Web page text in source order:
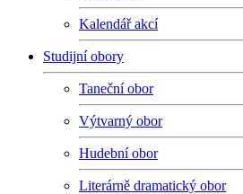
Kalendář akcí
Studijní obory
Taneční obor
Výtvarný obor
Hudební obor
Literárně dramatický obor